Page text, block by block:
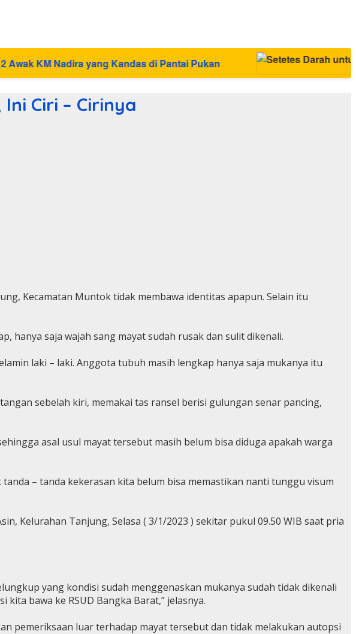
di Pantai Pukan
Ciri – Cirinya
Kecamatan Muntok tidak membawa identitas apapun. Selain itu
hanya saja wajah sang mayat sudah rusak dan sulit dikenali.
laki – laki. Anggota tubuh masih lengkap hanya saja mukanya itu
sebelah kiri, memakai tas ransel berisi gulungan senar pancing,
asal usul mayat tersebut masih belum bisa diduga apakah warga
– tanda kekerasan kita belum bisa memastikan nanti tunggu visum
Kelurahan Tanjung, Selasa ( 3/1/2023 ) sekitar pukul 09.50 WIB saat pria
yang kondisi sudah menggenaskan mukanya sudah tidak dikenali
bawa ke RSUD Bangka Barat,” jelasnya.
pemeriksaan luar terhadap mayat tersebut dan tidak melakukan autopsi